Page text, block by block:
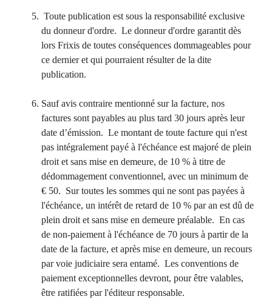
Toute publication est sous la responsabilité exclusive
du donneur d'ordre. Le donneur d'ordre garantit dès
lors Frixis de toutes conséquences dommageables pour
ce dernier et qui pourraient résulter de la dite
publication.
Sauf avis contraire mentionné sur la facture, nos
factures sont payables au plus tard 30 jours après leur
date d’émission. Le montant de toute facture qui n'est
pas intégralement payé à l'échéance est majoré de plein
droit et sans mise en demeure, de 10 % à titre de
dédommagement conventionnel, avec un minimum de
€ 50. Sur toutes les sommes qui ne sont pas payées à
l'échéance, un intérêt de retard de 10 % par an est dû de
plein droit et sans mise en demeure préalable. En cas
de non-paiement à l'échéance de 70 jours à partir de la
date de la facture, et après mise en demeure, un recours
par voie judiciaire sera entamé. Les conventions de
paiement exceptionnelles devront, pour être valables,
être ratifiées par l'éditeur responsable.